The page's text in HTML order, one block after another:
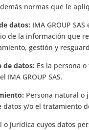
normas que le
datos: IMA GROUP
de la información que
gestión y
de datos: Es la persona
IMA GROUP SAS.
Persona natural o
datos y/o el tratamiento
o jurídica cuyos datos